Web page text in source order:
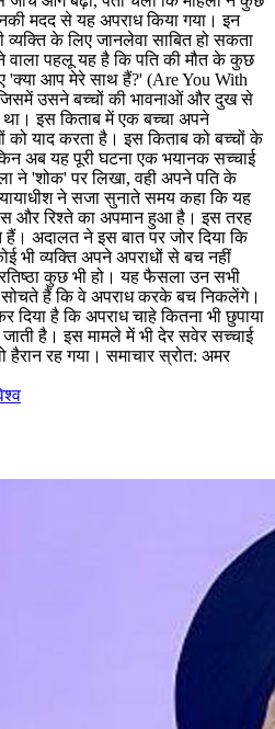
मदद से यह अपराध किया गया। इन
व्यक्ति के लिए जानलेवा साबित हो सकता
पहलू यह है कि पति की मौत के कुछ
'क्या आप मेरे साथ हैं?' (Are You With
उसने बच्चों की भावनाओं और दुख से
इस किताब में एक बच्चा अपने
को याद करता है। इस किताब को बच्चों के
अब यह पूरी घटना एक भयानक सच्चाई
ने 'शोक' पर लिखा, वही अपने पति के
ने सजा सुनाते समय कहा कि यह
और रिश्ते का अपमान हुआ है। इस तरह
अदालत ने इस बात पर जोर दिया कि
भी व्यक्ति अपने अपराधों से बच नहीं
कुछ भी हो। यह फैसला उन सभी
हैं कि वे अपराध करके बच निकलेंगे।
दिया है कि अपराध चाहे कितना भी छुपाया
है। इस मामले में भी देर सवेर सच्चाई
रह गया। समाचार स्रोत: अमर